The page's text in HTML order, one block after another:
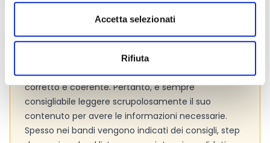
Accetta selezionati
Rifiuta
Cosa fare per presentare al meglio una proposta
documentazione della call. Il testo del bando,
assieme ad eventuali allegati, fornisce tutti gli
strumenti utili per realizzare la proposta in modo
corretto e coerente. Pertanto, è sempre
consigliabile leggere scrupolosamente il suo
contenuto per avere le informazioni necessarie.
Spesso nei bandi vengono indicati dei consigli, step